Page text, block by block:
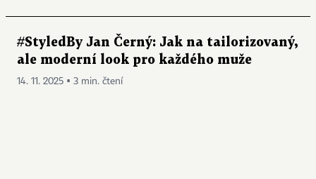
#StyledBy Jan Černý: Jak na tailorizovaný,
ale moderní look pro každého muže
14. 11. 2025 ▪ 3 min. čtení